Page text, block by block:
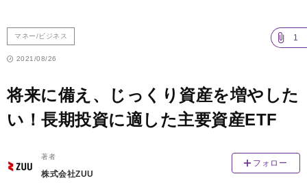
マネー/ビジネス 1
2021/08/26
将来に備え、じっくり資産を増やした
い！長期投資に適した主要資産ETF
著者
株式会社ZUU
フォロー